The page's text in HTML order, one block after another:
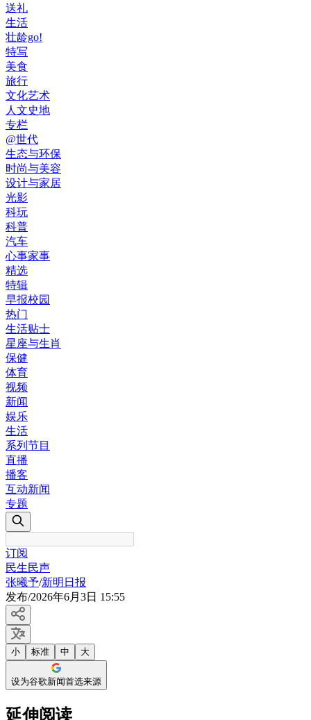
送礼
生活
壮龄go!
特写
美食
旅行
文化艺术
人文史地
专栏
@世代
生态与环保
时尚与美容
设计与家居
光影
科玩
科普
汽车
心事家事
精选
特辑
早报校园
热门
生活贴士
星座与生肖
保健
体育
视频
新闻
娱乐
生活
系列节目
直播
播客
互动新闻
专题
订阅
民生民声
张曦予/新明日报
发布/2026年6月3日 15:55
小 标准 中 大
设为谷歌新闻首选来源
延伸阅读